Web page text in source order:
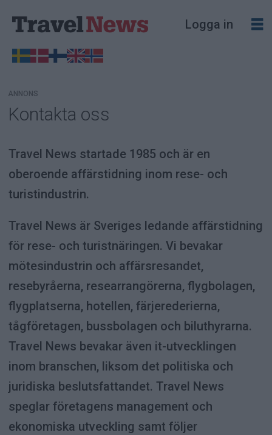
Logga in
Kontakt
Travel
News
ANNONS
Kontakta oss
Travel News startade 1985 och är en
oberoende affärstidning inom rese- och
turistindustrin.
Travel News är Sveriges ledande affärstidning
för rese- och turistnäringen. Vi bevakar
mötesindustrin och affärsresandet,
resebyråerna, researrangörerna, flygbolagen,
flygplatserna, hotellen, färjerederierna,
tågföretagen, bussbolagen och biluthyrarna.
Travel News bevakar även it-utvecklingen
inom branschen, liksom det politiska och
juridiska beslutsfattandet. Travel News
speglar företagens management och
ekonomiska utveckling samt följer